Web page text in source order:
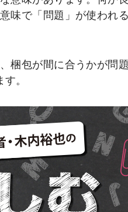
味で「問題」が使われ
梱包が間に合うかが問
。